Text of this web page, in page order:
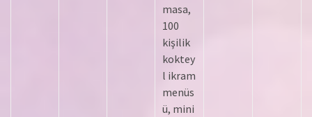
masa,
100
kişilik
koktey
l ikram
menüs
ü, mini